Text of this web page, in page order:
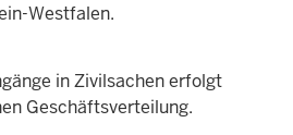
Westfalen.
in Zivilsachen erfolgt
Geschäftsverteilung.